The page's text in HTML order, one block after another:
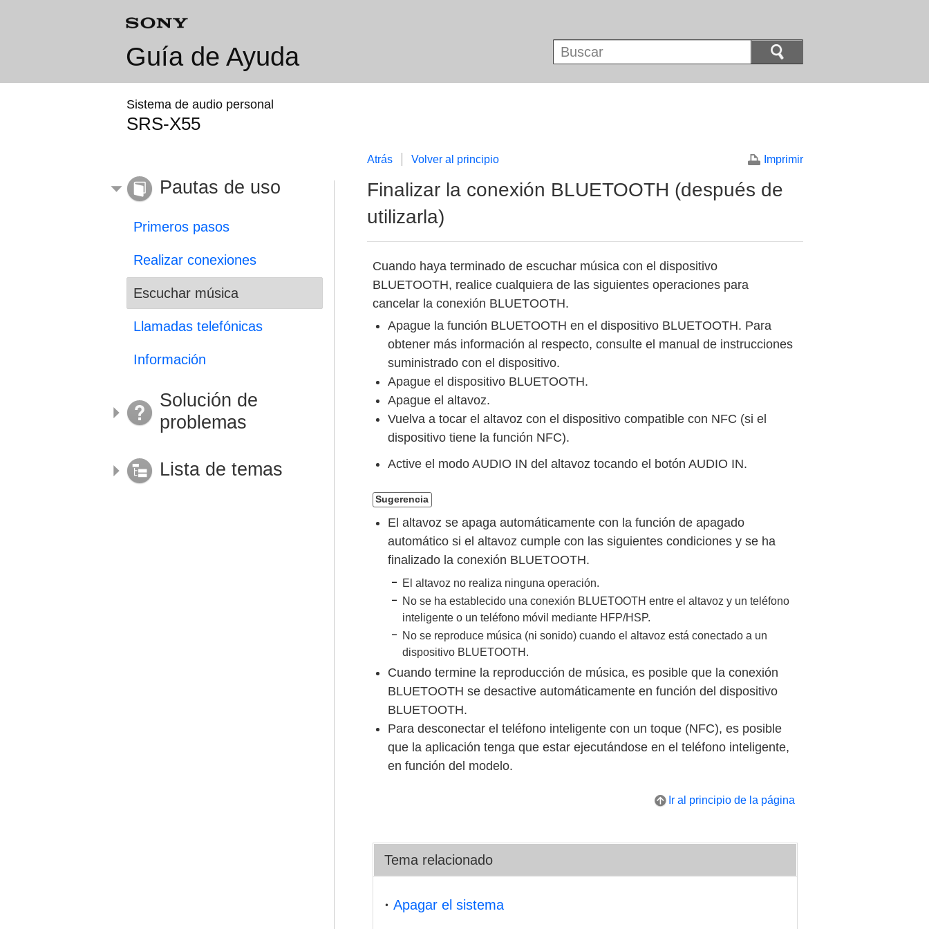
Guía de Ayuda
Sistema de audio personal
SRS-X55
Atrás Volver al principio Imprimir
Finalizar la conexión BLUETOOTH (después de
utilizarla)
Cuando haya terminado de escuchar música con el dispositivo
BLUETOOTH, realice cualquiera de las siguientes operaciones para
cancelar la conexión BLUETOOTH.
Apague la función BLUETOOTH en el dispositivo BLUETOOTH. Para
obtener más información al respecto, consulte el manual de instrucciones
suministrado con el dispositivo.
Apague el dispositivo BLUETOOTH.
Apague el altavoz.
Vuelva a tocar el altavoz con el dispositivo compatible con NFC (si el
dispositivo tiene la función NFC).
Active el modo AUDIO IN del altavoz tocando el botónAUDIO IN.
Sugerencia
El altavoz se apaga automáticamente con la función de apagado
automático si el altavoz cumple con las siguientes condiciones y se ha
finalizado la conexión BLUETOOTH.
El altavoz no realiza ninguna operación.
No se ha establecido una conexión BLUETOOTH entre el altavoz y un teléfono
inteligente o un teléfono móvil mediante HFP/HSP.
No se reproduce música (ni sonido) cuando el altavoz está conectado a un
dispositivo BLUETOOTH.
Cuando termine la reproducción de música, es posible que la conexión
BLUETOOTH se desactive automáticamente en función del dispositivo
BLUETOOTH.
Para desconectar el teléfono inteligente con un toque (NFC), es posible
que la aplicación tenga que estar ejecutándose en el teléfono inteligente,
en función del modelo.
Ir al principio de la página
Tema relacionado
Apagar el sistema
Pautas de uso
Primeros pasos
Realizar conexiones
Escuchar música
Llamadas telefónicas
Información
Solución de
problemas
Lista de temas